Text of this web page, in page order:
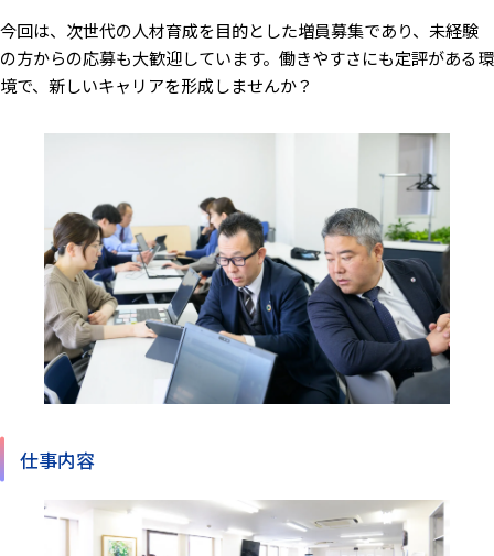
今回は、次世代の人材育成を目的とした増員募集であり、未経験
の方からの応募も大歓迎しています。働きやすさにも定評がある環
境で、新しいキャリアを形成しませんか？
仕事内容